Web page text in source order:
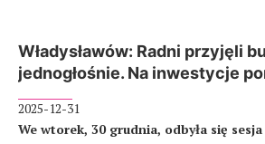
Władysławów: Radni przyjęli
jednogłośnie. Na inwestycje
2025-12-31
We wtorek, 30 grudnia, odbyła się